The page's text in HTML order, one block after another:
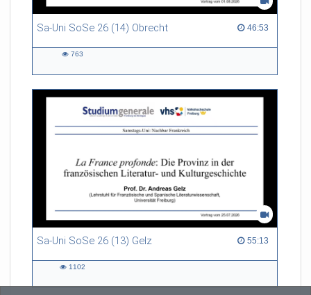
Sa-Uni SoSe 26 (14) Obrecht 46:53
46:53 duration
763
Sa-Uni SoSe 26 (13) Gelz 55:13
55:13 duration
1102